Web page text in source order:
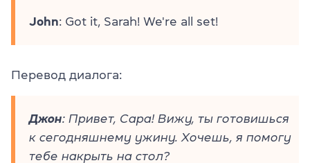
John: Got it, Sarah! We're all set!
Перевод диалога:
Джон: Привет, Сара! Вижу, ты готовишься
к сегодняшнему ужину. Хочешь, я помогу
тебе накрыть на стол?